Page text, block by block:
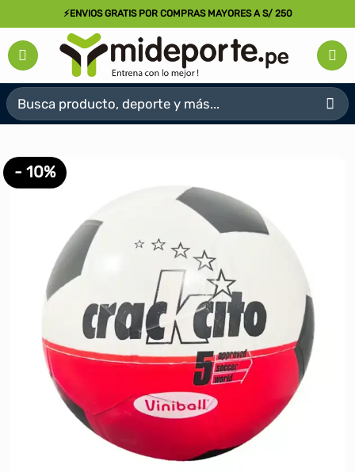
al
contenido
⚡ENVIOS GRATIS POR COMPRAS MAYORES A S/ 250
Buscar
por:
- 10%